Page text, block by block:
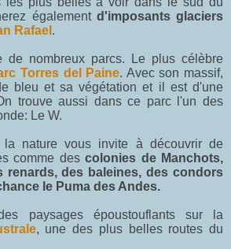
également d'imposants glaciers
Rafael .
de nombreux parcs. Le plus célèbre
Torres del Paine. Avec son massif,
bleu et sa végétation et il est d'une
trouve aussi dans ce parc l'un des
Le W.
la nature vous invite à découvrir de
comme descolonies de Manchots,
renards, des baleines, des condors
le Puma des Andes.
paysages époustouflants sur la
, une des plus belles routes du